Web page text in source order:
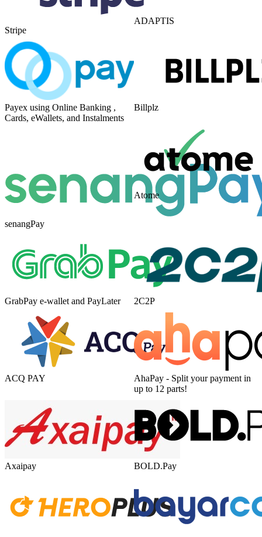
Stripe
ADAPTIS
Payex using Online Banking ,
Cards, eWallets, and Instalments
Billplz
senangPay
Atome
GrabPay e-wallet and PayLater 2C2P
ACQ PAY
AhaPay - Split your payment in
up to 12 parts!
Axaipay BOLD.Pay